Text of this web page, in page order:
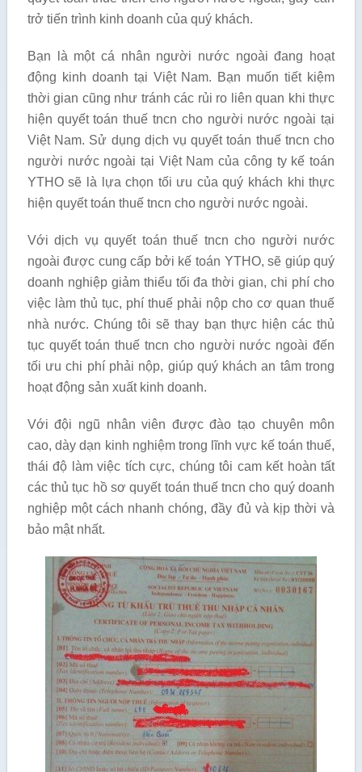
trở tiến trình kinh doanh của quý khách.
Bạn là một cá nhân người nước ngoài đang hoạt
động kinh doanh tại Việt Nam. Bạn muốn tiết kiệm
thời gian cũng như tránh các rủi ro liên quan khi thực
hiện quyết toán thuế tncn cho người nước ngoài tại
Việt Nam. Sử dụng dịch vụ quyết toán thuế tncn cho
người nước ngoài tại Việt Nam của công ty kế toán
YTHO sẽ là lựa chọn tối ưu của quý khách khi thực
hiện quyết toán thuế tncn cho người nước ngoài.
Với dịch vụ quyết toán thuế tncn cho người nước
ngoài được cung cấp bởi kế toán YTHO, sẽ giúp quý
doanh nghiệp giảm thiểu tối đa thời gian, chi phí cho
việc làm thủ tục, phí thuế phải nộp cho cơ quan thuế
nhà nước. Chúng tôi sẽ thay bạn thực hiện các thủ
tục quyết toán thuế tncn cho người nước ngoài đến
tối ưu chi phí phải nộp, giúp quý khách an tâm trong
hoạt động sản xuất kinh doanh.
Với đội ngũ nhân viên được đào tạo chuyên môn
cao, dày dạn kinh nghiệm trong lĩnh vực kế toán thuế,
thái độ làm việc tích cực, chúng tôi cam kết hoàn tất
các thủ tục hồ sơ quyết toán thuế tncn cho quý doanh
nghiệp một cách nhanh chóng, đầy đủ và kịp thời và
bảo mật nhất.